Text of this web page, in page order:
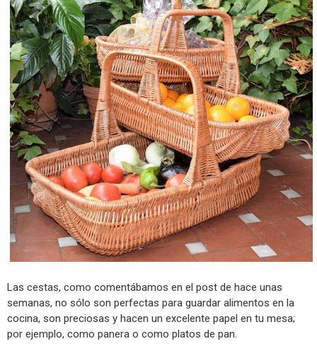
Las cestas, como comentábamos en el post de hace unas
semanas, no sólo son perfectas para guardar alimentos en la
cocina, son preciosas y hacen un excelente papel en tu mesa;
por ejemplo, como panera o como platos de pan.